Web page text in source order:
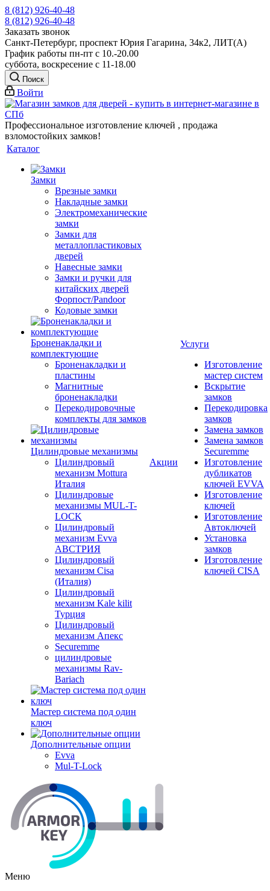
8 (812) 926-40-48
8 (812) 926-40-48
Заказать звонок
Санкт-Петербург, проспект Юрия Гагарина, 34к2, ЛИТ(А)
График работы пн-пт с 10.-20.00
суббота, воскресение с 11-18.00
Поиск
Войти
Профессиональное изготовление ключей , продажа
взломостойких замков!
Каталог
Замки
Врезные замки
Накладные замки
Электромеханические
замки
Замки для
металлопластиковых
дверей
Навесные замки
Замки и ручки для
китайских дверей
Форпост/Раndoor
Кодовые замки
Броненакладки и
комплектующие
Броненакладки и
пластины
Магнитные
броненакладки
Перекодировочные
комплекты для замков
Цилиндровые механизмы
Цилиндровый
механизм Mottura
Италия
Цилиндровые
механизмы MUL-T-
LOCK
Цилиндровый
механизм Evva
АВСТРИЯ
Цилиндровый
механизм Cisa
(Италия)
Цилиндровый
механизм Kale kilit
Турция
Цилиндровый
механизм Апекс
Securemme
цилиндровые
механизмы Rav-
Bariach
Мастер система под один
ключ
Дополнительные опции
Evva
Mul-T-Lock
Акции
Услуги
Изготовление
мастер систем
Вскрытие
замков
Перекодировка
замков
Замена замков
Замена замков
Securemme
Изготовление
дубликатов
ключей EVVA
Изготовление
ключей
Изготовление
Автоключей
Установка
замков
Изготовление
ключей CISA
Меню